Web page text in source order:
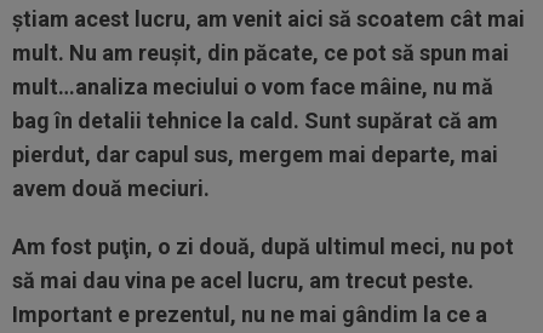
ştiam acest lucru, am venit aici să scoatem cât mai
mult. Nu am reuşit, din păcate, ce pot să spun mai
mult…analiza meciului o vom face mâine, nu mă
bag în detalii tehnice la cald. Sunt supărat că am
pierdut, dar capul sus, mergem mai departe, mai
avem două meciuri.
Am fost puţin, o zi două, după ultimul meci, nu pot
să mai dau vina pe acel lucru, am trecut peste.
Important e prezentul, nu ne mai gândim la ce a